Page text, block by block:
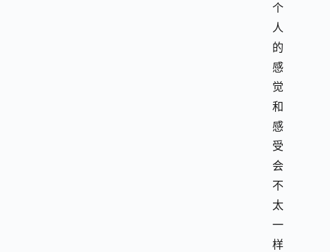
个
人
的
感
觉
和
感
受
会
不
太
一
样